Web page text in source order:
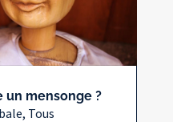
un mensonge ?
, Tous